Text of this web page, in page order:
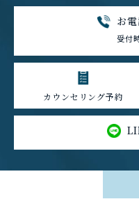
お
受付
カウンセリング予約